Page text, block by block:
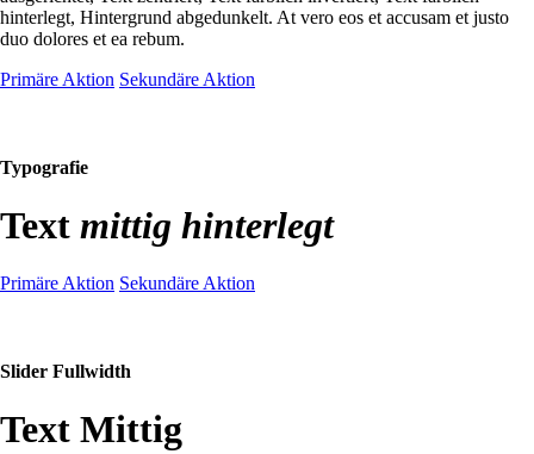
hinterlegt, Hintergrund abgedunkelt. At vero eos et accusam et justo
duo dolores et ea rebum.
Primäre Aktion Sekundäre Aktion
Typografie
Text mittig hinterlegt
Primäre Aktion Sekundäre Aktion
Slider Fullwidth
Text Mittig